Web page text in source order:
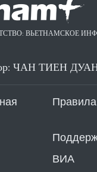
ВЬЕТНАМСКОЕ
ЧАН ТИЕН
ВИА